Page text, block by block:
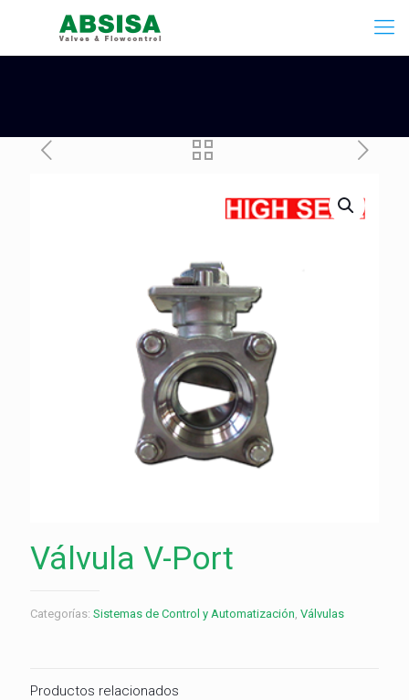
Válvula V-Port
Categorías: Sistemas de Control y Automatización, Válvulas
Productos relacionados